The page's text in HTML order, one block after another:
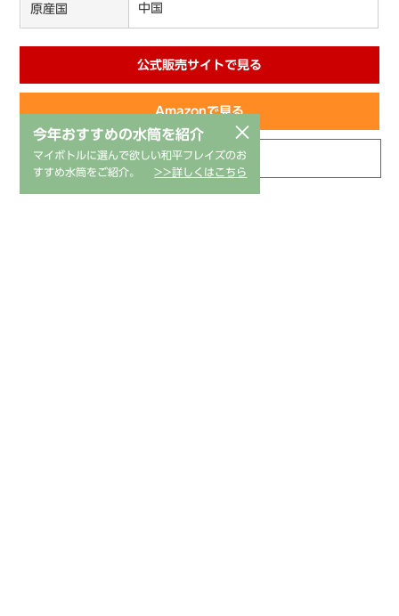
原産国 中国
公式販売サイトで見る
Amazonで見る
部品の購入
×
今年おすすめの水筒を紹介
マイボトルに選んで欲しい和平フレイズのお
すすめ水筒をご紹介。
>>詳しくはこちら